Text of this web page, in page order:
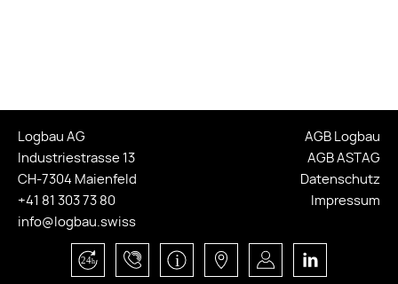
Logbau AG
Industriestrasse 13
CH-7304 Maienfeld
+41 81 303 73 80
info@logbau.swiss
AGB Logbau
AGB ASTAG
Datenschutz
Impressum